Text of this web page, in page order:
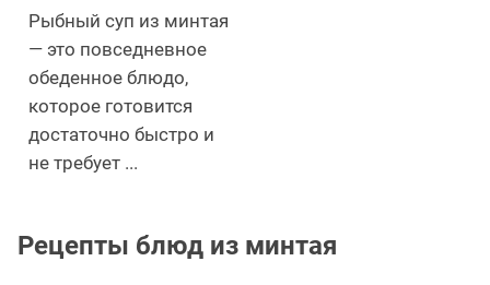
Рыбный суп из минтая
— это повседневное
обеденное блюдо,
которое готовится
достаточно быстро и
не требует ...
Рецепты блюд из минтая